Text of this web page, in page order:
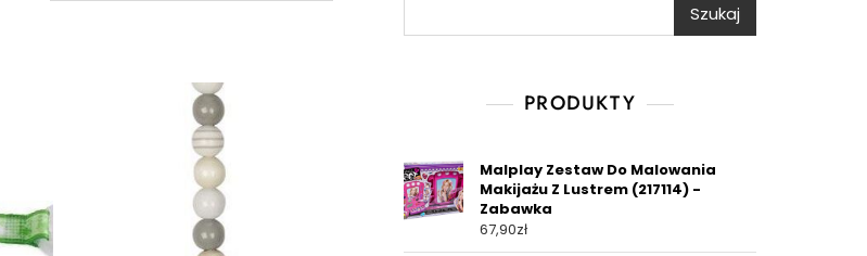
Szukaj
PRODUKTY
Malplay Zestaw Do Malowania
Makijażu Z Lustrem (217114) -
Zabawka
67,90zł